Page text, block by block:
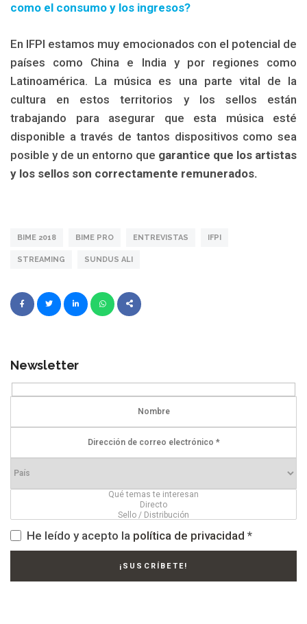
como el consumo y los ingresos?
En IFPI estamos muy emocionados con el potencial de
países como China e India y por regiones como
Latinoamérica. La música es una parte vital de la
cultura en estos territorios y los sellos están
trabajando para asegurar que esta música esté
disponible a través de tantos dispositivos como sea
posible y de un entorno que garantice que los artistas
y los sellos son correctamente remunerados.
BIME 2018 BIME PRO ENTREVISTAS IFPI
STREAMING SUNDUS ALI
Newsletter
He leído y acepto la política de privacidad *